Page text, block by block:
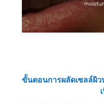
ขั้นตอนการผลัดเซลล์ผิว